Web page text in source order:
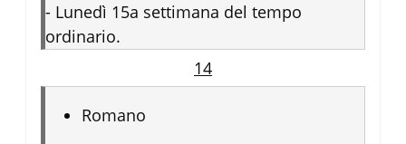
- Lunedì 15a settimana del tempo
ordinario.
14
Romano